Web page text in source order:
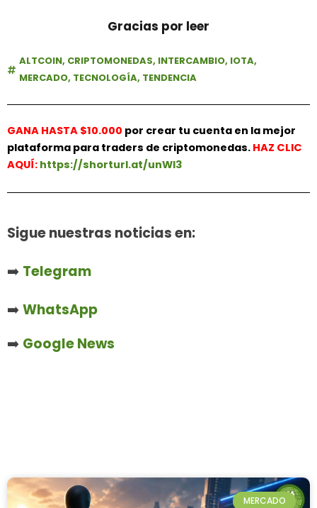
Gracias por leer
ALTCOIN, CRIPTOMONEDAS, INTERCAMBIO, IOTA,
MERCADO, TECNOLOGÍA, TENDENCIA
GANA HASTA $10.000 por crear tu cuenta en la mejor
plataforma para traders de criptomonedas. HAZ CLIC
AQUÍ: https://shorturl.at/unWl3
Sigue nuestras noticias en:
➡️ Telegram
➡️WhatsApp
➡️ Google News
MERCADO